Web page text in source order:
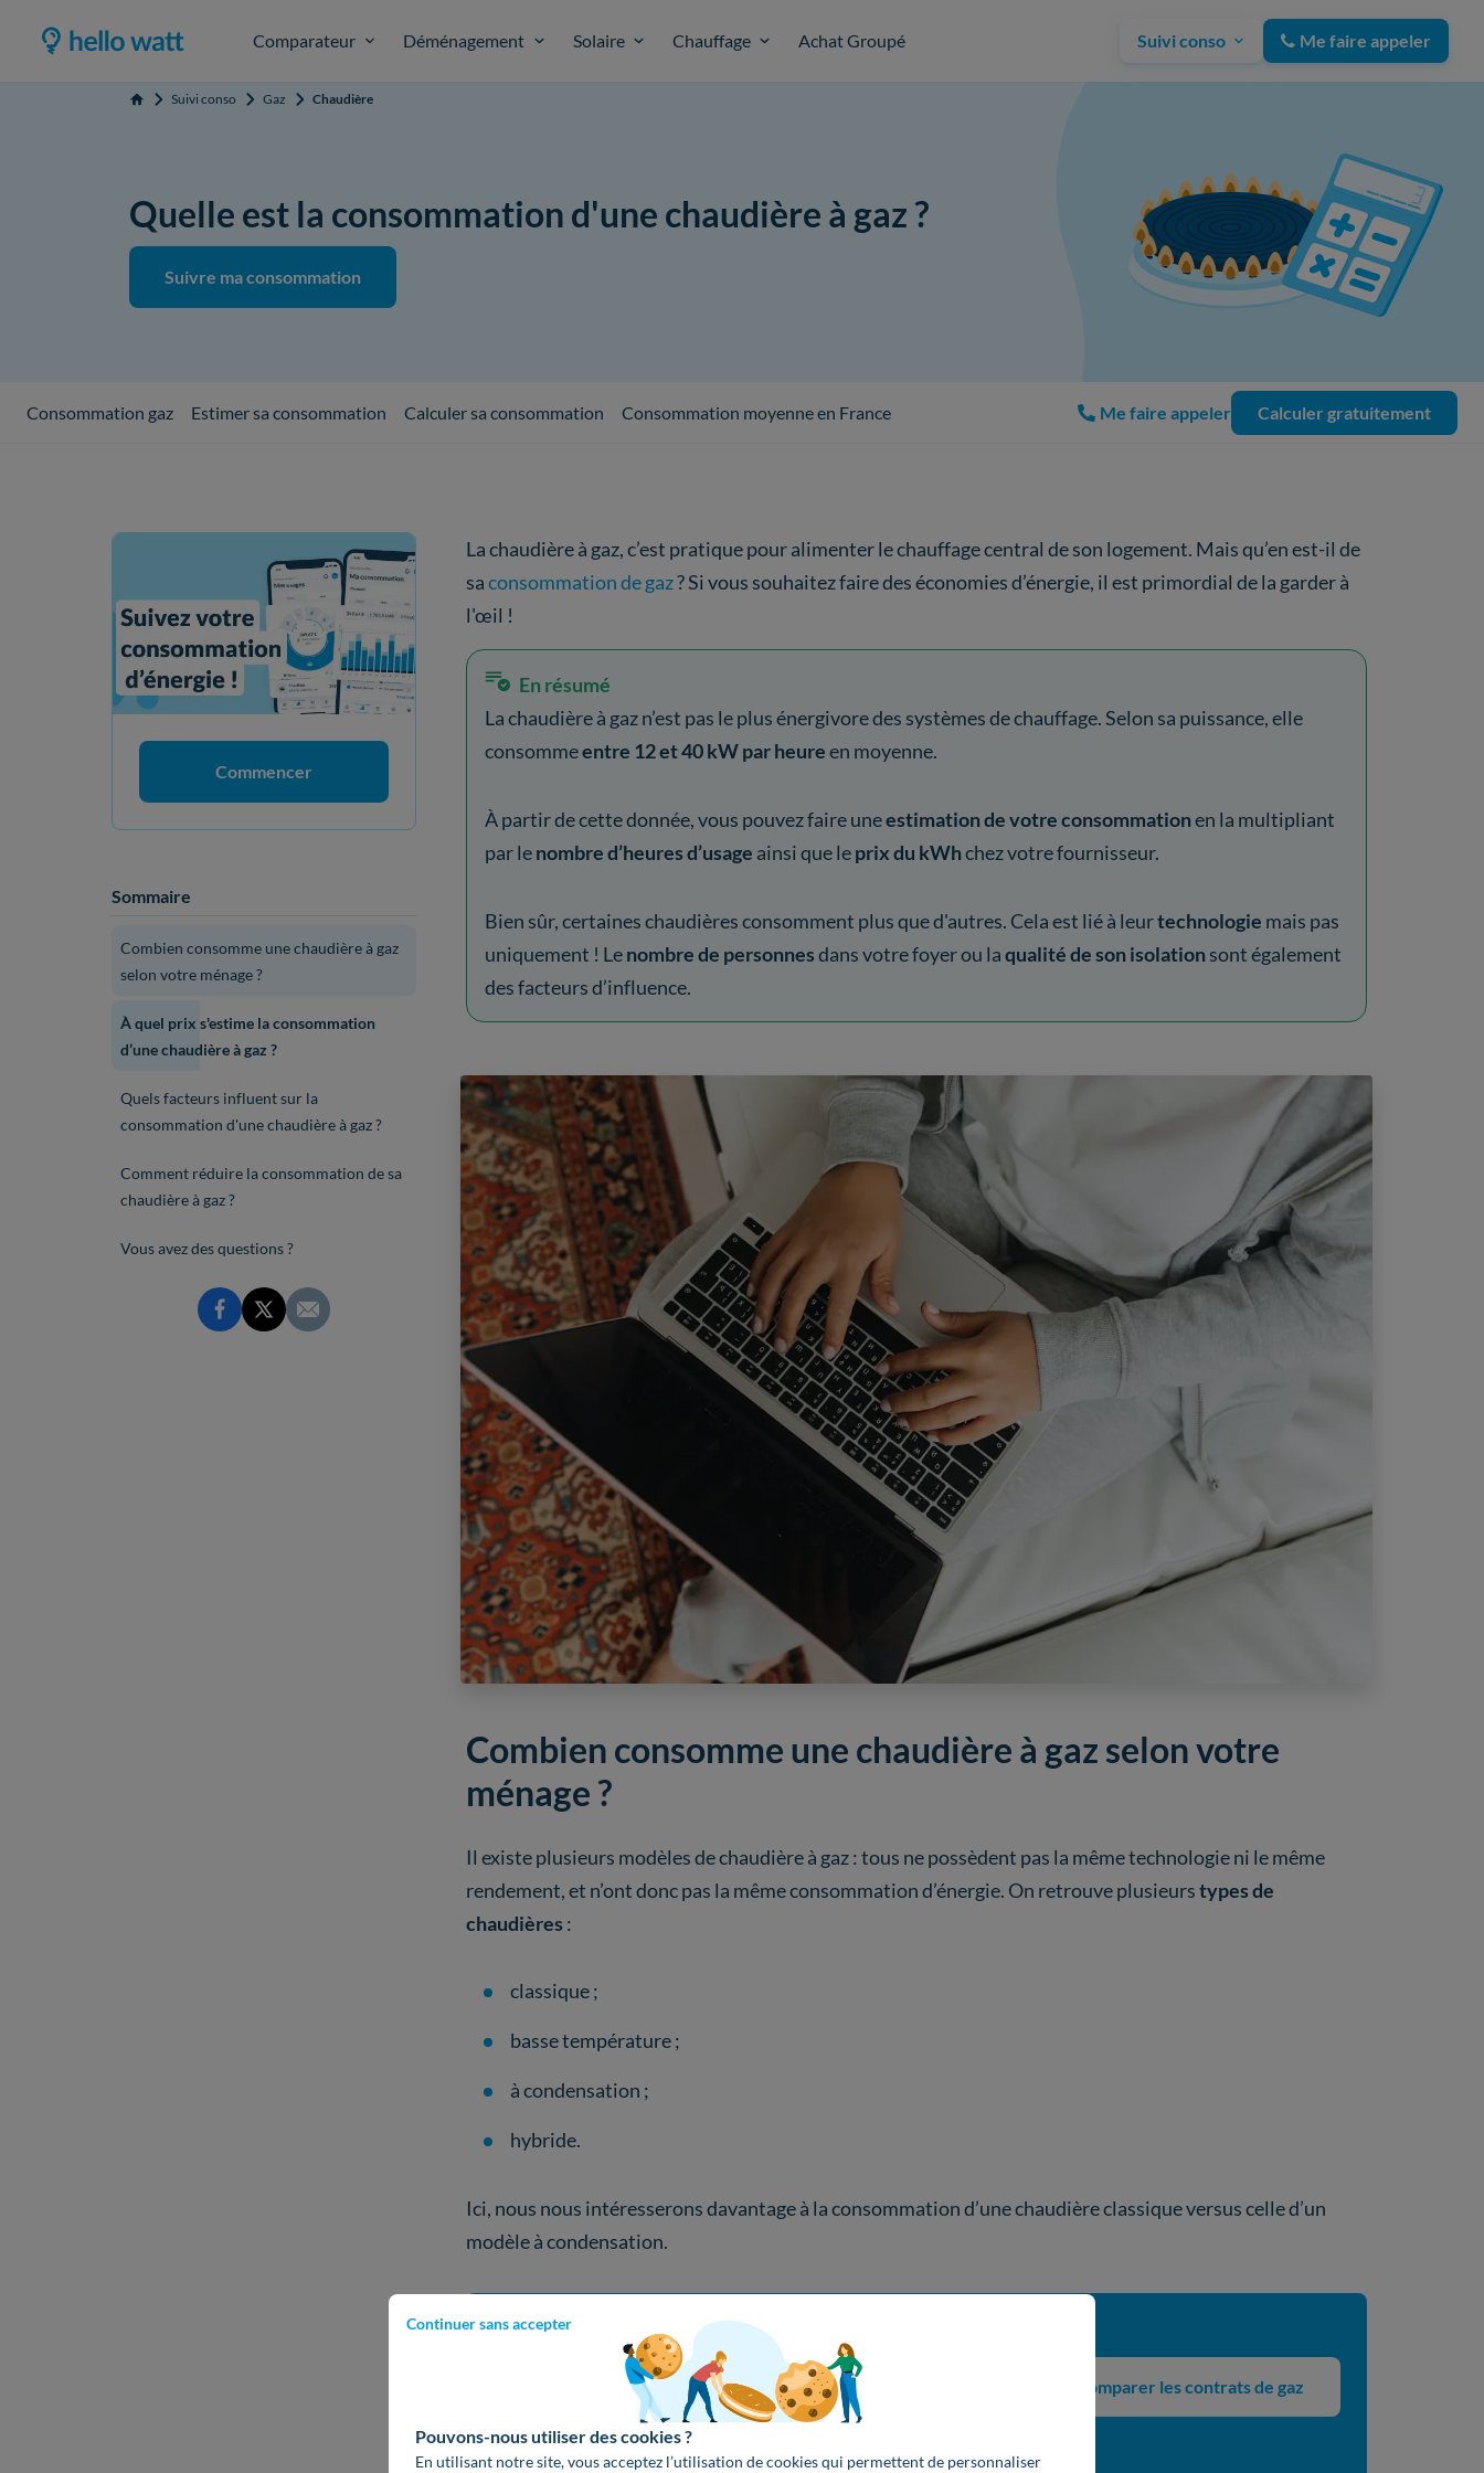
Comparateur Déménagement Solaire Chauffage Achat Groupé Suivi conso Me faire appeler
Accueil Suivi conso Gaz Chaudière
Quelle est la consommation d'une chaudière à gaz ?
Suivre ma consommation
Continuer sans accepter
Pouvons-nous utiliser des cookies ?
En utilisant notre site, vous acceptez l’utilisation de cookies qui permettent de personnaliser
Consommation gaz Estimer sa consommation Calculer sa consommation Consommation moyenne en France Me faire appeler Calculer gratuitement
Commencer
Sommaire
Combien consomme une chaudière à gaz
selon votre ménage ?
À quel prix s'estime la consommation
d’une chaudière à gaz ?
Quels facteurs influent sur la
consommation d'une chaudière à gaz ?
Comment réduire la consommation de sa
chaudière à gaz ?
Vous avez des questions ?
La chaudière à gaz, c’est pratique pour alimenter le chauffage central de son logement. Mais qu’en est-il de
saconsommation de gaz? Si vous souhaitez faire des économies d’énergie, il est primordial de la garder à
l'œil !
En résumé
La chaudière à gaz n’est pas le plus énergivore des systèmes de chauffage. Selon sa puissance, elle
consommeentre 12 et 40 kW par heureen moyenne.
À partir de cette donnée, vous pouvez faire uneestimation de votre consommationen la multipliant
par lenombre d’heures d’usage ainsi que leprix du kWhchez votre fournisseur.
Bien sûr, certaines chaudières consomment plus que d'autres. Cela est lié à leurtechnologie mais pas
uniquement ! Lenombre de personnesdans votre foyer ou laqualité de son isolationsont également
des facteurs d’influence.
Combien consomme une chaudière à gaz selon votre
ménage ?
Il existe plusieurs modèles de chaudière à gaz : tous ne possèdent pas la même technologie ni le même
rendement, et n’ont donc pas la même consommation d’énergie. On retrouve plusieurstypes de
chaudières :
classique ;
basse température ;
à condensation ;
hybride.
Ici, nous nous intéresserons davantage à la consommation d’une chaudière classique versus celle d’un
modèle à condensation.
Connaître sa consommation de gaz en quelques clics
Calculez votre consommation de gaz et découvrez quelle offre
énergie correspond le plus à votre situation.
Comparer les contrats de gaz